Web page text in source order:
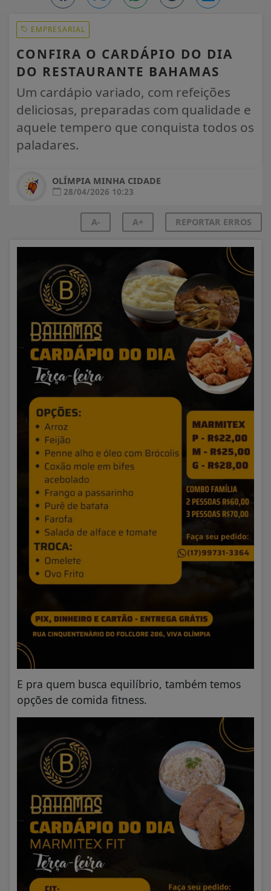
EMPRESARIAL
CONFIRA O CARDÁPIO DO DIA
DO RESTAURANTE BAHAMAS
Um cardápio variado, com refeições
deliciosas, preparadas com qualidade e
aquele tempero que conquista todos os
paladares.
OLÍMPIA MINHA CIDADE
28/04/2026 10:23
A- A+ REPORTAR ERROS
E pra quem busca equilíbrio, também temos
opções de comida fitness.